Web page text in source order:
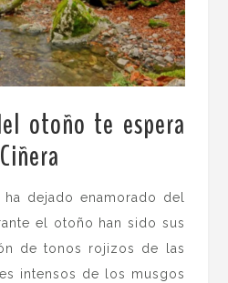
otoño te espera
dejado enamorado del
el otoño han sido sus
de tonos rojizos de las
intensos de los musgos